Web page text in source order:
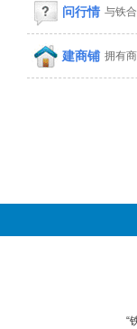
问行情 与铁
建商铺 拥有
“